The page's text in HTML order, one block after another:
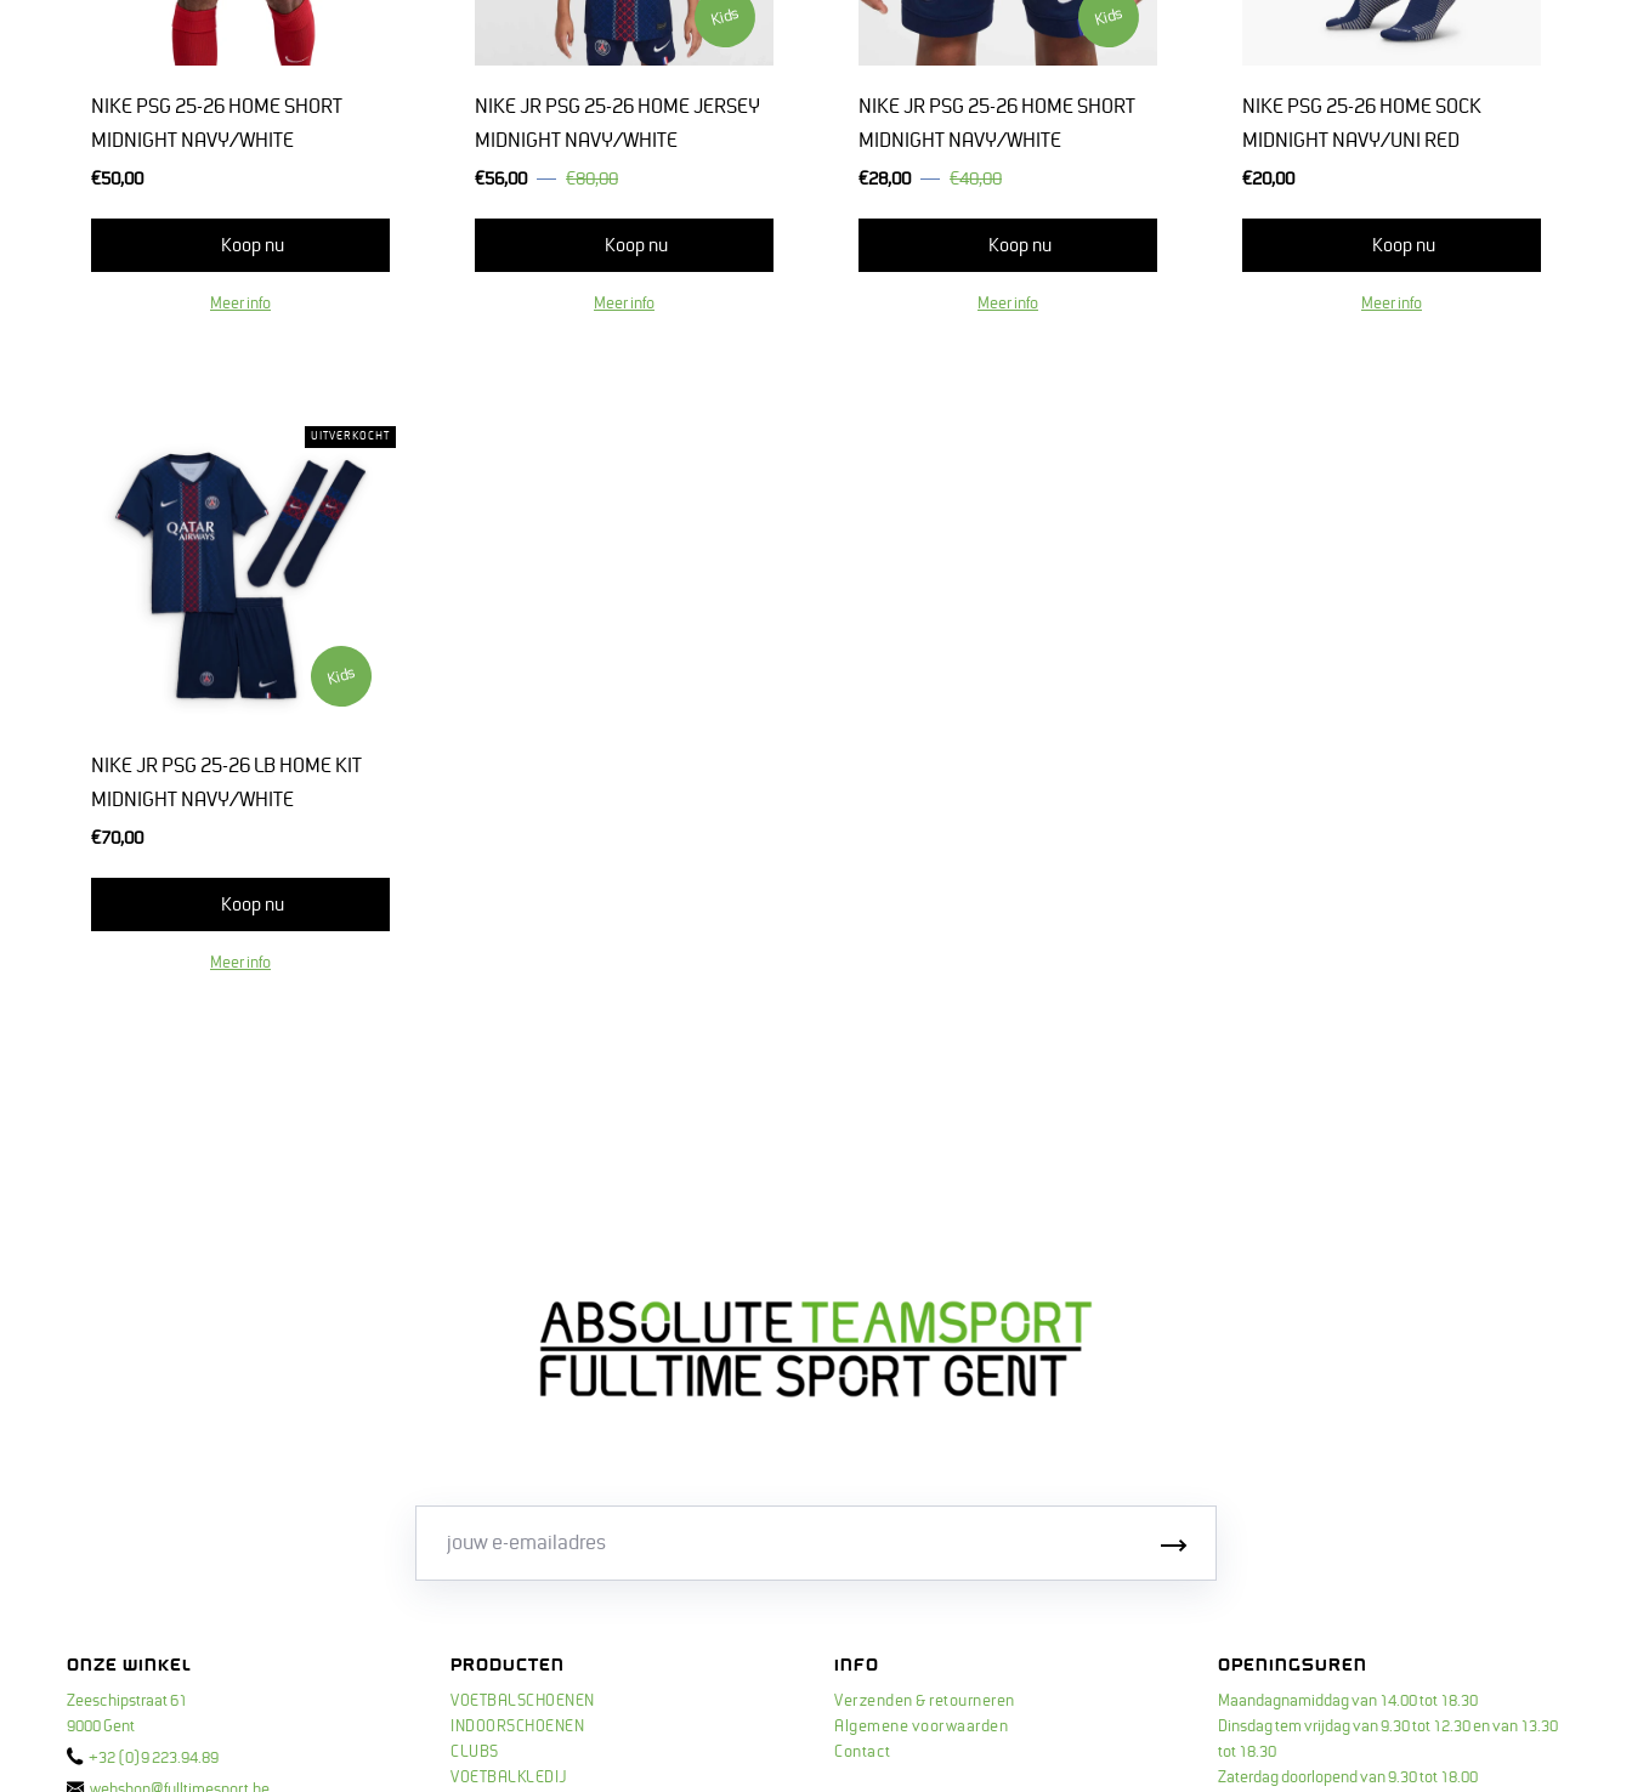
NIKE PSG 25-26 HOME SHORT
MIDNIGHT NAVY/WHITE
€50,00
Koop nu
Meer info
Kids
NIKE JR PSG 25-26 HOME JERSEY
MIDNIGHT NAVY/WHITE
€56,00
Normale
prijs
€80,00
Koop nu
Meer info
Kids
NIKE JR PSG 25-26 HOME SHORT
MIDNIGHT NAVY/WHITE
€28,00
Normale
prijs
€40,00
Koop nu
Meer info
NIKE PSG 25-26 HOME SOCK
MIDNIGHT NAVY/UNI RED
€20,00
Koop nu
Meer info
Kids
UITVERKOCHT
NIKE JR PSG 25-26 LB HOME KIT
MIDNIGHT NAVY/WHITE
€70,00
Koop nu
Meer info
ONZE WINKEL
Zeeschipstraat 61
9000 Gent
+32 (0)9 223.94.89
PRODUCTEN
VOETBALSCHOENEN
INDOORSCHOENEN
CLUBS
VOETBALKLEDIJ
INFO
Verzenden & retourneren
Algemene voorwaarden
Contact
OPENINGSUREN
Maandagnamiddag van 14.00 tot 18.30
Dinsdag tem vrijdag van 9.30 tot 12.30 en van 13.30
tot 18.30
Zaterdag doorlopend van 9.30 tot 18.00